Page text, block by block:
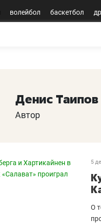
волейбол баскетбол
Денис Таипов
Автор
5
О